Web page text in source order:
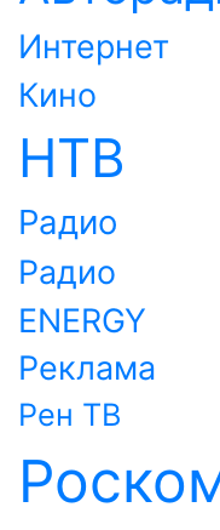
Интернет
Кино
НТВ
Радио
Радио
ENERGY
Реклама
Рен ТВ